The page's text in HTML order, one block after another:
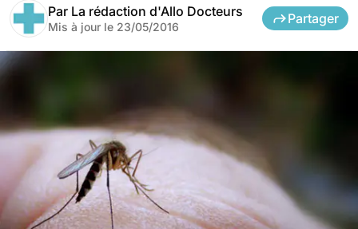
Par La rédaction d'Allo Docteurs
Mis à jour le 23/05/2016
Partager